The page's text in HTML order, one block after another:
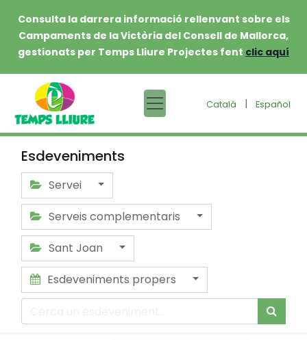
Consulta la darrera informació rellenvant sobre els
Campaments de la Victòria del Consell de Mallorca,
gestionats per Temps Lliure Projectes fent clic aquí
Català | Español
Esdeveniments
Servei
Serveis complementaris
Sant Joan
Esdeveniments propers